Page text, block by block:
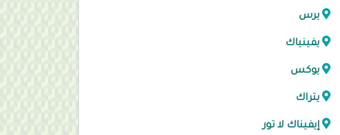
يرس
يفينياك
يوكس
يتراك
إيفيناك لا تور